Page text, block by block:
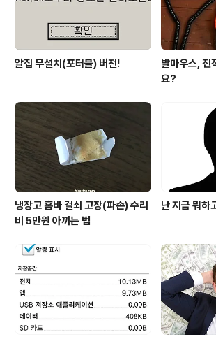
알집 무설치(포터블) 버전!
발마우스, 진
요?
냉장고 홈바 걸쇠 고장(파손) 수리
비 5만원 아끼는 법
난 지금 뭐하